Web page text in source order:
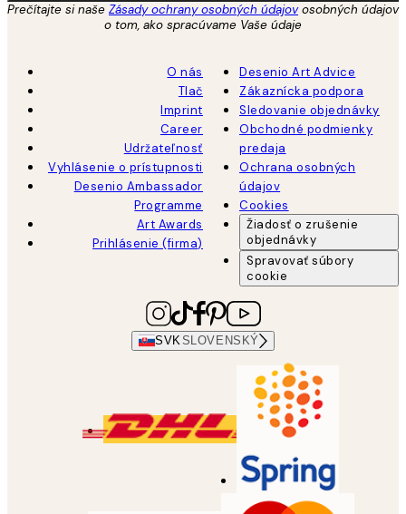
Prečítajte si naše Zásady ochrany osobných údajovosobných údajov
o tom, ako spracúvame Vaše údaje
O nás
Tlač
Imprint
Career
Udržateľnosť
Vyhlásenie o prístupnosti
Desenio Ambassador
Programme
Art Awards
Prihlásenie (firma)
Desenio Art Advice
Zákaznícka podpora
Sledovanie objednávky
Obchodné podmienky
predaja
Ochrana osobných
údajov
Cookies
Žiadosť o zrušenie
objednávky
Spravovať súbory
cookie
SVKSLOVENSKÝ